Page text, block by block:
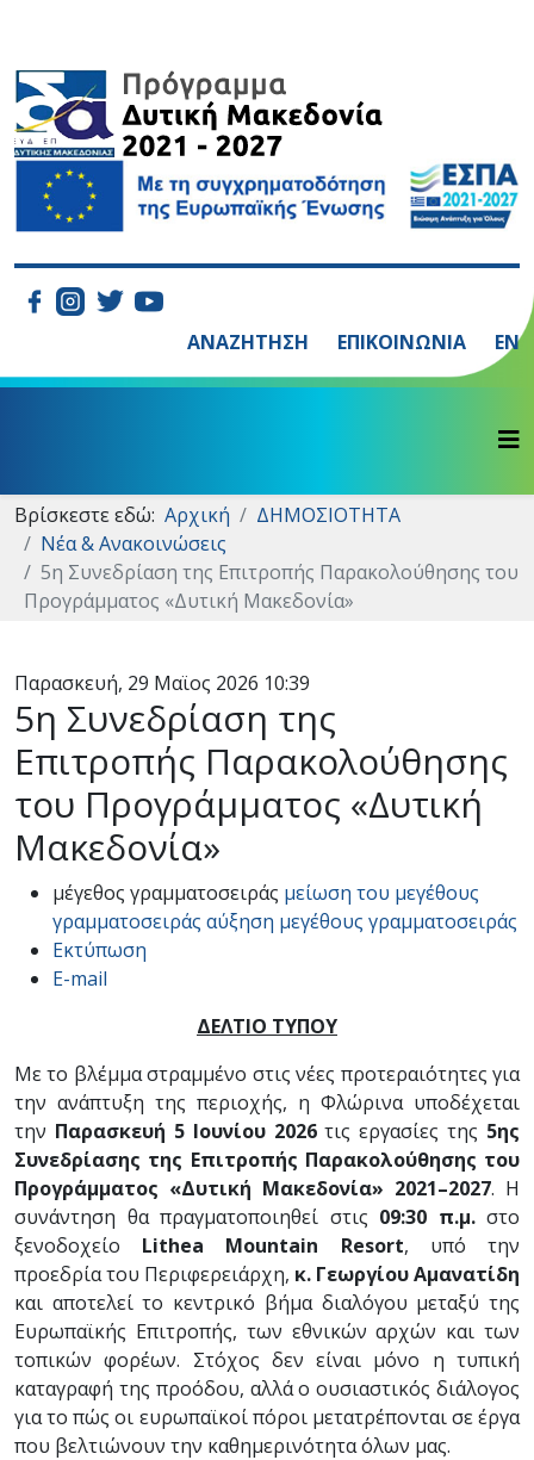
ΑΝΑΖΗΤΗΣΗ ΕΠΙΚΟΙΝΩΝΙΑ EN
Βρίσκεστε εδώ: Αρχική
ΔΗΜΟΣΙΟΤΗΤΑ
Νέα & Ανακοινώσεις
5η Συνεδρίαση της Επιτροπής Παρακολούθησης του
Προγράμματος «Δυτική Μακεδονία»
Παρασκευή, 29 Μαϊος 2026 10:39
5η Συνεδρίαση της
Επιτροπής Παρακολούθησης
του Προγράμματος «Δυτική
Μακεδονία»
μέγεθος γραμματοσειράς μείωση του μεγέθους
γραμματοσειράς αύξηση μεγέθους γραμματοσειράς
Εκτύπωση
E-mail
ΔΕΛΤΙΟ ΤΥΠΟΥ
Με το βλέμμα στραμμένο στις νέες προτεραιότητες για
την ανάπτυξη της περιοχής, η Φλώρινα υποδέχεται
την Παρασκευή 5 Ιουνίου 2026τις εργασίες της 5ης
Συνεδρίασης της Επιτροπής Παρακολούθησης του
Προγράμματος «Δυτική Μακεδονία» 2021–2027. Η
συνάντηση θα πραγματοποιηθεί στις 09:30 π.μ.στο
ξενοδοχείο Lithea Mountain Resort, υπό την
προεδρία του Περιφερειάρχη, κ. Γεωργίου Αμανατίδη
και αποτελεί το κεντρικό βήμα διαλόγου μεταξύ της
Ευρωπαϊκής Επιτροπής, των εθνικών αρχών και των
τοπικών φορέων. Στόχος δεν είναι μόνο η τυπική
καταγραφή της προόδου, αλλά ο ουσιαστικός διάλογος
για το πώς οι ευρωπαϊκοί πόροι μετατρέπονται σε έργα
που βελτιώνουν την καθημερινότητα όλων μας.